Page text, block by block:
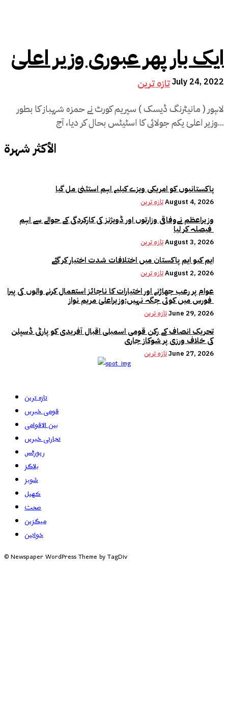
ایک بار پھر عبوری وزیر اعلیٰ
تازہ ترینJuly 24, 2022
لاہور ( مانیٹرنگ ڈیسک ) سپریم کورٹ نے حمزہ شہباز کا بطور
وزیر اعلیٰ یکم جولائی کا اسٹیٹس بحال کر دیا، آج...
الأكثر شهرة
پاکستانیوں کو امریکی ویزے کیلیے اہم استثنیٰ مل گیا
تازہ ترینAugust 4, 2026
وزیراعظم نےوفاقی وزارتوں اور ڈویژنز کی کارکردگی کے حوالے سے اہم
تازہ ترینAugust 3, 2026
ایم کیو ایم پاکستان میں اختلافات شدت اختیار کر گئے
تازہ ترینAugust 2, 2026
عوام پر رعب جھاڑنے اور اختیارات کا ناجائز استعمال کرنے والوں کی پیرا
تازہ ترینJune 29, 2026
تحریک انصاف کے رکن قومی اسمبلی اقبال آفریدی کو پارٹی ڈسپلن
کی خلاف ورزی پر شوکاز جاری
تازہ ترینJune 27, 2026
تازہ ترین
قومی خبریں
بین الاقوامی
تجارتی خبریں
رپورٹس
بلاگز
شوبز
کھیل
صحت
میگزین
خواتین
© Newspaper WordPress Theme by TagDiv